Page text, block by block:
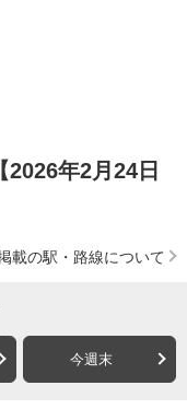
年2月24日
載の駅・路線について
今週末